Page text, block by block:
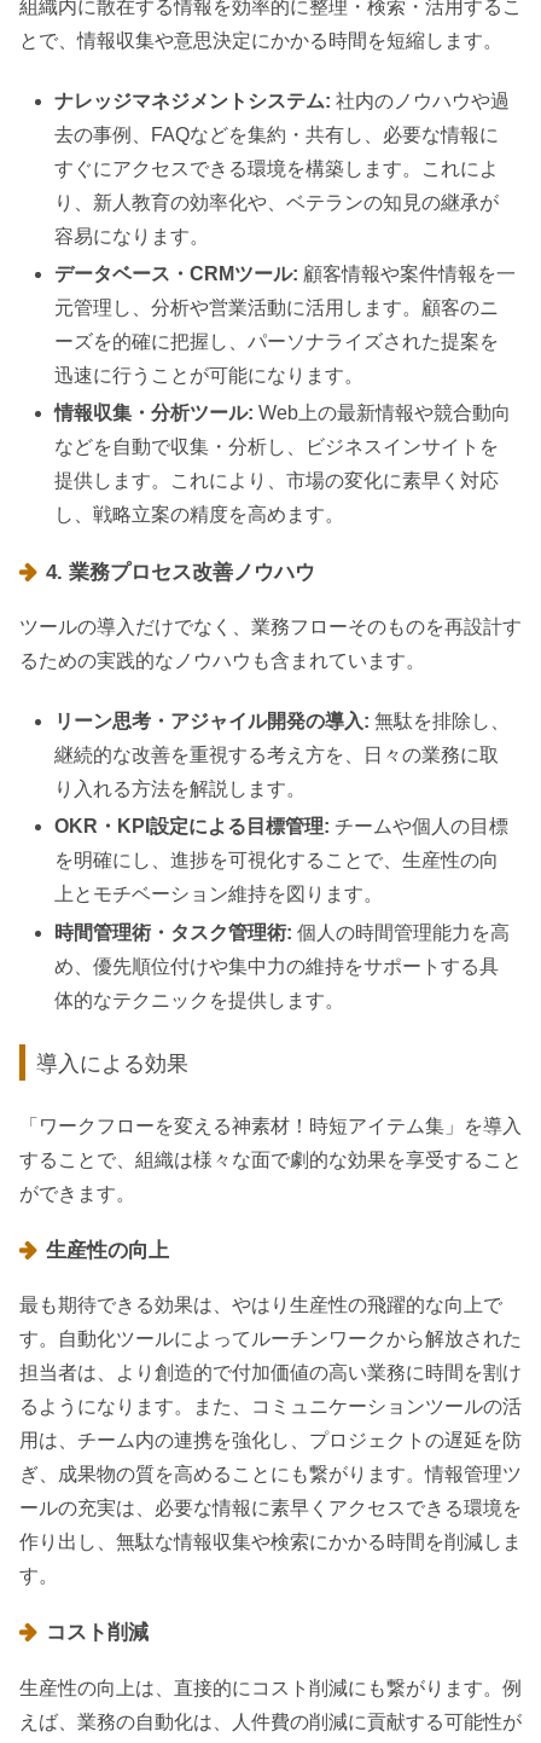
組織内に散在する情報を効率的に整理・検索・活用するこ
とで、情報収集や意思決定にかかる時間を短縮します。
ナレッジマネジメントシステム: 社内のノウハウや過
去の事例、FAQなどを集約・共有し、必要な情報に
すぐにアクセスできる環境を構築します。これによ
り、新人教育の効率化や、ベテランの知見の継承が
容易になります。
データベース・CRMツール: 顧客情報や案件情報を一
元管理し、分析や営業活動に活用します。顧客のニ
ーズを的確に把握し、パーソナライズされた提案を
迅速に行うことが可能になります。
情報収集・分析ツール: Web上の最新情報や競合動向
などを自動で収集・分析し、ビジネスインサイトを
提供します。これにより、市場の変化に素早く対応
し、戦略立案の精度を高めます。
4. 業務プロセス改善ノウハウ
ツールの導入だけでなく、業務フローそのものを再設計す
るための実践的なノウハウも含まれています。
リーン思考・アジャイル開発の導入: 無駄を排除し、
継続的な改善を重視する考え方を、日々の業務に取
り入れる方法を解説します。
OKR・KPI設定による目標管理: チームや個人の目標
を明確にし、進捗を可視化することで、生産性の向
上とモチベーション維持を図ります。
時間管理術・タスク管理術: 個人の時間管理能力を高
め、優先順位付けや集中力の維持をサポートする具
体的なテクニックを提供します。
導入による効果
「ワークフローを変える神素材！時短アイテム集」を導入
することで、組織は様々な面で劇的な効果を享受すること
ができます。
生産性の向上
最も期待できる効果は、やはり生産性の飛躍的な向上で
す。自動化ツールによってルーチンワークから解放された
担当者は、より創造的で付加価値の高い業務に時間を割け
るようになります。また、コミュニケーションツールの活
用は、チーム内の連携を強化し、プロジェクトの遅延を防
ぎ、成果物の質を高めることにも繋がります。情報管理ツ
ールの充実は、必要な情報に素早くアクセスできる環境を
作り出し、無駄な情報収集や検索にかかる時間を削減しま
す。
コスト削減
生産性の向上は、直接的にコスト削減にも繋がります。例
えば、業務の自動化は、人件費の削減に貢献する可能性が